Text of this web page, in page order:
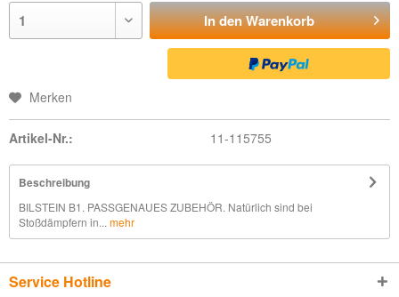
In denWarenkorb
Merken
Artikel-Nr.: 11-115755
Beschreibung
BILSTEIN B1. PASSGENAUES ZUBEHÖR. Natürlich sind bei
Stoßdämpfern in... mehr
Service Hotline